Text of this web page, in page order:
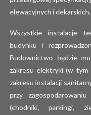
elewacyjnych i dekarskich.
Wszystkie instalacje
budynku i
Budownictwo będzie
zakresu elektryki (w tym
zakresu instalacji
przy
(chodniki, parkingi,